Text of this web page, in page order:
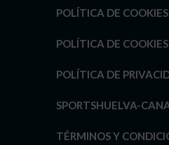
POLÍTICA DE
POLÍTICA DE
POLÍTICA DE
SPORTSHUELVA-
TÉRMINOS Y